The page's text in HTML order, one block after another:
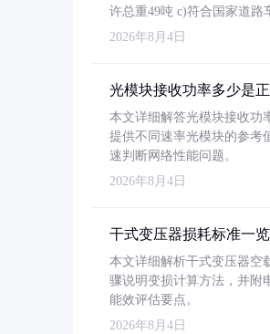
许总重49吨 c)符合国家道
2026年8月4日
光模块接收功率多少是
本文详细解答光模块接收功
提供不同速率光模块的参考
速判断网络性能问题。
2026年8月4日
干式变压器损耗标准一
本文详细解析干式变压器空
骤说明变损计算方法，并附
能效评估要点。
2026年8月4日